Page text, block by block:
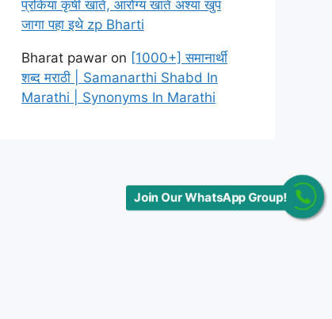
प्रकिया कृषी खाते, आरोग्य खाते अश्या खुप
जागा पहा इथे zp Bharti
Bharat pawar on [1000+] समानार्थी
शब्द मराठी | Samanarthi Shabd In
Marathi | Synonyms In Marathi
Join Our WhatsApp Group!